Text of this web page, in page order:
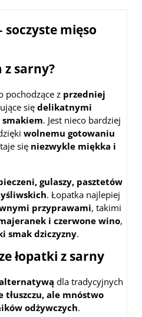
soczyste mięso
z sarny?
pochodzące z przedniej
się delikatnymi
. Jest nieco bardziej
wolnemu gotowaniu
się niezwykle miękka i
gulaszy, pasztetów
. Łopatka najlepiej
przyprawami, takimi
i czerwone wino,
smak dziczyzny.
łopatki z sarny
dla tradycyjnych
tłuszczu, ale mnóstwo
odżywczych.